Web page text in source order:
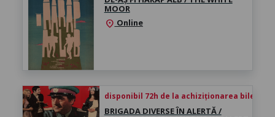
MOOR
location_on Online
disponibil 72h de la achiziționarea biletului
BRIGADA DIVERSE ÎN ALERTĂ /